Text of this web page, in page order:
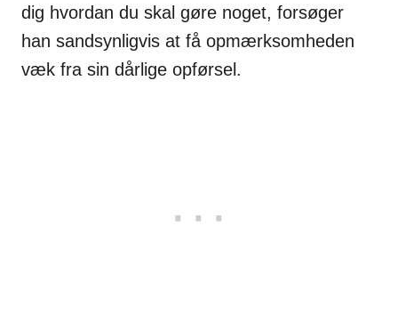
dig hvordan du skal gøre noget, forsøger
han sandsynligvis at få opmærksomheden
væk fra sin dårlige opførsel.